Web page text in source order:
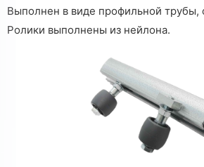
Выполнен в виде профильной трубы,
Ролики выполнены из нейлона.